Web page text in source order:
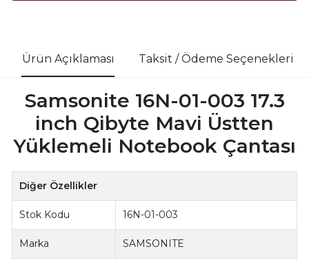
Ürün Açıklaması Taksit / Ödeme Seçenekleri
Samsonite 16N-01-003 17.3
inch Qibyte Mavi Üstten
Yüklemeli Notebook Çantası
Diğer Özellikler
Stok Kodu 16N-01-003
Marka SAMSONITE